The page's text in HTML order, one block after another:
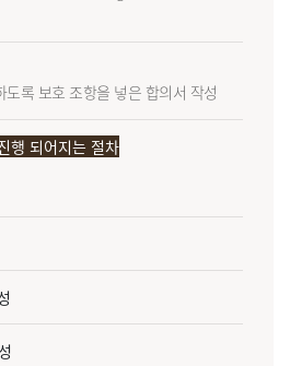
록 보호 조항을 넣은 합의서 작성
행 되어지는 절차